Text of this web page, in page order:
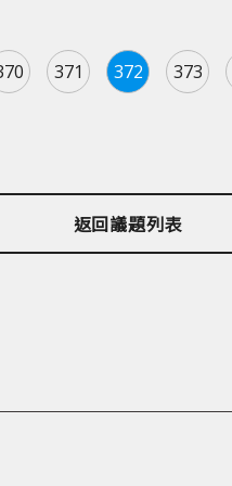
371 372 373
返回議題列表